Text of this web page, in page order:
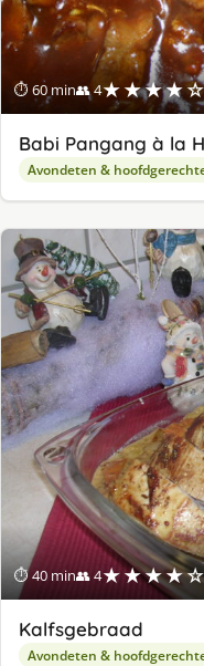
⏱ 60 min👥 4
Babi Pangang à la
Avondeten &
⏱ 40 min👥 4
Kalfsgebraad
Avondeten &